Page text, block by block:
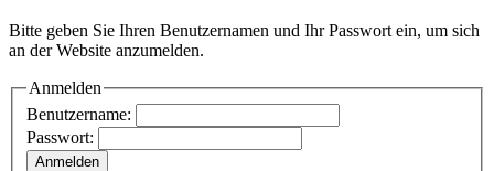
Bitte geben Sie Ihren Benutzernamen und Ihr Passwort ein, um sich
an der Website anzumelden.
Anmelden
Benutzername:
Passwort: